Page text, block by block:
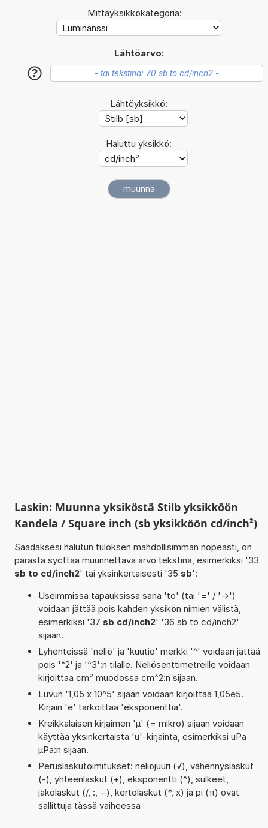
Mittayksikkökategoria:
Lähtöarvo:
?
Lähtöyksikkö:
Haluttu yksikkö:
Laskin: Muunna yksiköstä Stilb yksikköön
Kandela / Square inch (sb yksikköön cd/inch²)
Saadaksesi halutun tuloksen mahdollisimman nopeasti, on
parasta syöttää muunnettava arvo tekstinä, esimerkiksi '33
sb to cd/inch2' tai yksinkertaisesti '35 sb':
Useimmissa tapauksissa sana 'to' (tai '=' / '->')
voidaan jättää pois kahden yksikön nimien välistä,
esimerkiksi '37 sb cd/inch2' '36 sb to cd/inch2'
sijaan.
Lyhenteissä 'neliö' ja 'kuutio' merkki '^' voidaan jättää
pois '^2' ja '^3':n tilalle. Neliösenttimetreille voidaan
kirjoittaa cm² muodossa cm^2:n sijaan.
Luvun '1,05 x 10^5' sijaan voidaan kirjoittaa 1,05e5.
Kirjain 'e' tarkoittaa 'eksponenttia'.
Kreikkalaisen kirjaimen 'µ' (= mikro) sijaan voidaan
käyttää yksinkertaista 'u'-kirjainta, esimerkiksi uPa
µPa:n sijaan.
Peruslaskutoimitukset: neliöjuuri (√), vähennyslaskut
(-), yhteenlaskut (+), eksponentti (^), sulkeet,
jakolaskut (/, :, ÷), kertolaskut (*, x) ja pi (π) ovat
sallittuja tässä vaiheessa